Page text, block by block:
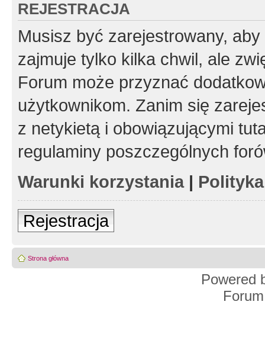
REJESTRACJA
Musisz być zarejestrowany,
zajmuje tylko kilka chwil, ale
Forum może przyznać
użytkownikom. Zanim się
z netykietą i obowiązującymi
regulaminy poszczególnych
Warunki korzystania|
Rejestracja
Strona główna
Powered